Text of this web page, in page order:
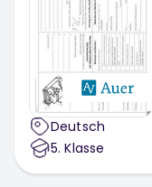
Deutsch
5. Klasse